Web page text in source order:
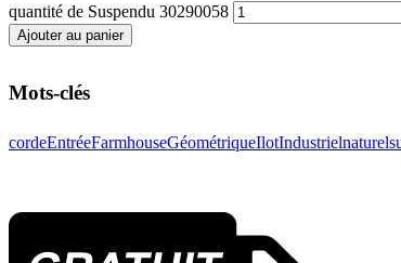
quantité de Suspendu 30290058
Ajouter au panier
Mots-clés
cordeEntréeFarmhouseGéométriqueIlotIndustrielnaturel